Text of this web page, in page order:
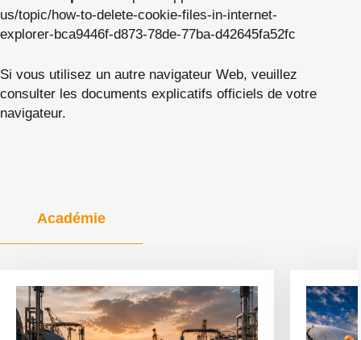
us/topic/how-to-delete-cookie-files-in-internet-
explorer-bca9446f-d873-78de-77ba-d42645fa52fc
Si vous utilisez un autre navigateur Web, veuillez
consulter les documents explicatifs officiels de votre
navigateur.
Académie
Voir
l'article
Voir
l'article